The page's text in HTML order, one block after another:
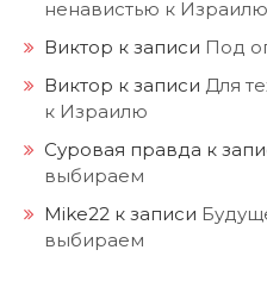
ненавистью к Израилю
Виктор к записи Под
Виктор к записи Для
к Израилю
Суровая правда к
выбираем
Mike22 к записи
выбираем